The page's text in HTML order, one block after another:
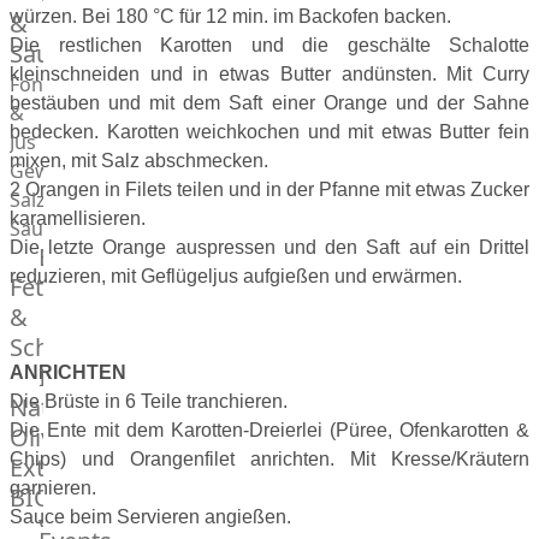
Desserts
&
Saucen
Fonds
&
Jus
Gewürze
Salz
Saucen
Butter,
Fett
&
Schmalz
ItalianBar
Natives
Olivenöl
Extra
BIO
Veggie
würzen. Bei 180 °C für 12 min. im Backofen backen.
Die restlichen Karotten und die geschälte Schalotte
kleinschneiden und in etwas Butter andünsten. Mit Curry
bestäuben und mit dem Saft einer Orange und der Sahne
bedecken. Karotten weichkochen und mit etwas Butter fein
mixen, mit Salz abschmecken.
2 Orangen in Filets teilen und in der Pfanne mit etwas Zucker
karamellisieren.
Die letzte Orange auspressen und den Saft auf ein Drittel
reduzieren, mit Geflügeljus aufgießen und erwärmen.
ANRICHTEN
Die Brüste in 6 Teile tranchieren.
Die Ente mit dem Karotten-Dreierlei (Püree, Ofenkarotten &
Chips) und Orangenfilet anrichten. Mit Kresse/Kräutern
garnieren.
Sauce beim Servieren angießen.